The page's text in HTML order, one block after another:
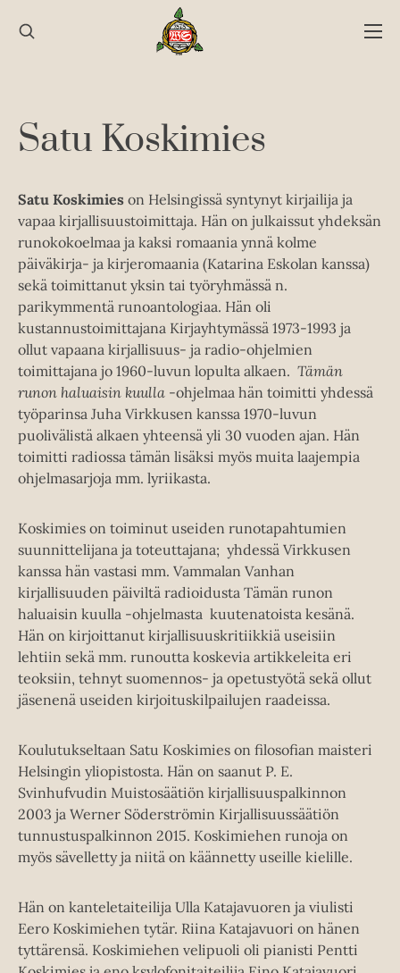
sisältöön
Satu Koskimies
Satu Koskimies on Helsingissä syntynyt kirjailija ja
vapaa kirjallisuustoimittaja. Hän on julkaissut yhdeksän
runokokoelmaa ja kaksi romaania ynnä kolme
päiväkirja- ja kirjeromaania (Katarina Eskolan kanssa)
sekä toimittanut yksin tai työryhmässä n.
parikymmentä runoantologiaa. Hän oli
kustannustoimittajana Kirjayhtymässä 1973-1993 ja
ollut vapaana kirjallisuus- ja radio-ohjelmien
toimittajana jo 1960-luvun lopulta alkaen. Tämän
runon haluaisin kuulla -ohjelmaa hän toimitti yhdessä
työparinsa Juha Virkkusen kanssa 1970-luvun
puolivälistä alkaen yhteensä yli 30 vuoden ajan. Hän
toimitti radiossa tämän lisäksi myös muita laajempia
ohjelmasarjoja mm. lyriikasta.
Koskimies on toiminut useiden runotapahtumien
suunnittelijana ja toteuttajana; yhdessä Virkkusen
kanssa hän vastasi mm. Vammalan Vanhan
kirjallisuuden päiviltä radioidusta Tämän runon
haluaisin kuulla -ohjelmasta kuutenatoista kesänä.
Hän on kirjoittanut kirjallisuuskritiikkiä useisiin
lehtiin sekä mm. runoutta koskevia artikkeleita eri
teoksiin, tehnyt suomennos- ja opetustyötä sekä ollut
jäsenenä useiden kirjoituskilpailujen raadeissa.
Koulutukseltaan Satu Koskimies on filosofian maisteri
Helsingin yliopistosta. Hän on saanut P. E.
Svinhufvudin Muistosäätiön kirjallisuuspalkinnon
2003 ja Werner Söderströmin Kirjallisuussäätiön
tunnustuspalkinnon 2015. Koskimiehen runoja on
myös sävelletty ja niitä on käännetty useille kielille.
Hän on kanteletaiteilija Ulla Katajavuoren ja viulisti
Eero Koskimiehen tytär. Riina Katajavuori on hänen
tyttärensä. Koskimiehen velipuoli oli pianisti Pentti